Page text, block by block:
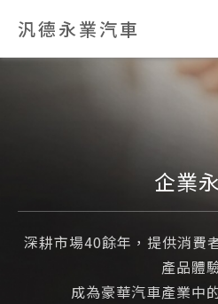
企業
深耕市場40餘年，提供消費
產品體
成為豪華汽車產業中
汎德永業汽車